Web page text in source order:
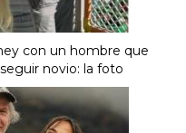
con un hombre que
novio: la foto